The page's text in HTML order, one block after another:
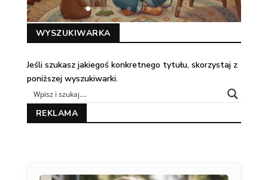
WYSZUKIWARKA
Jeśli szukasz jakiegoś konkretnego tytułu, skorzystaj z
poniższej wyszukiwarki.
REKLAMA